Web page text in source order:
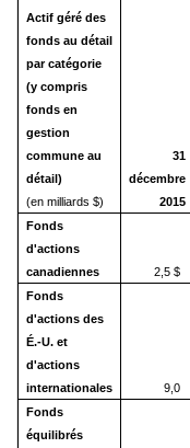
Actif géré des
fonds au détail
par catégorie
(y compris
fonds en
gestion
commune au
détail)
(en milliards $)
31
décembre
2015
Fonds
d'actions
canadiennes
2,5 $
Fonds
d'actions des
É.-U. et
d'actions
internationales
9,0
Fonds
équilibrés